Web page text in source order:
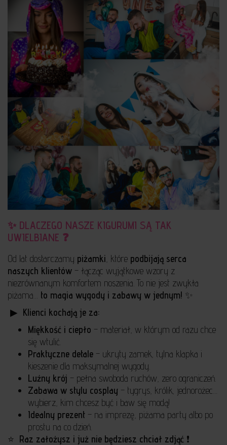
✨ DLACZEGO NASZE KIGURUMI SĄ TAK
UWIELBIANE ❓
Od lat dostarczamy piżamki , które podbijają serca
naszych klientów – łącząc wyjątkowe wzory z
niezrównanym komfortem noszenia. To nie jest zwykła
piżama… to magia wygody i zabawy w jednym! ✨
️ ▶ ️ Klienci kochają je za:
Miękkość i ciepło – materiał, w którym od razu chce
się wtulić.
Praktyczne detale – ukryty zamek, tylna klapka i
kieszenie dla maksymalnej wygody.
Luźny krój – pełna swoboda ruchów, zero ograniczeń.
Zabawa w stylu cosplay – tygrys, królik, jednorożec…
wybierz, kim chcesz być i baw się modą!
Idealny prezent – na imprezę, piżama party albo po
prostu na co dzień.
⭐ ️ Raz założysz i już nie będziesz chciał zdjąć ❗️